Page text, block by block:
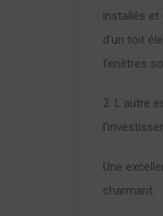
installés et
d'un toit
fenêtres
2. L'autre
Une
charmant.